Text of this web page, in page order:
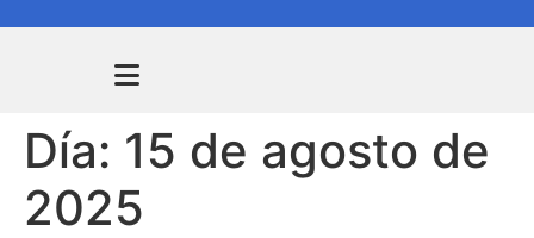
Día: 15 de agosto de
2025